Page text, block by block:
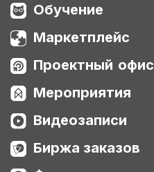
Обучение
Маркетплейс
Проектный офис
Мероприятия
Видеозаписи
Биржа заказов